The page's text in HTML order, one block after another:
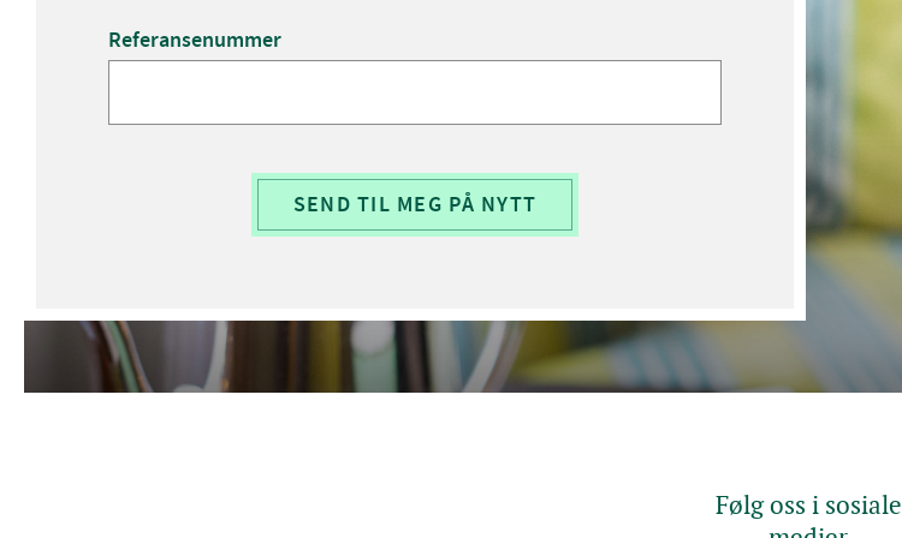
Referansenummer
SEND TIL MEG PÅ NYTT
Følg oss i sosiale